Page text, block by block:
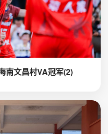
南文昌村VA冠军(2)